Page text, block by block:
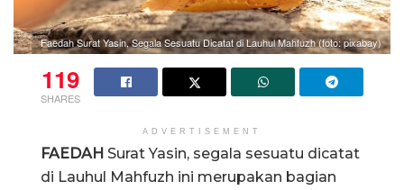
Faedah Surat Yasin, Segala Sesuatu Dicatat di Lauhul Mahfuzh (foto: pixabay)
119
SHARES
ADVERTISEMENT
FAEDAH Surat Yasin, segala sesuatu dicatat
di Lauhul Mahfuzh ini merupakan bagian